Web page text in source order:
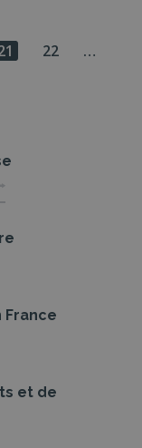
22
…
France
et de